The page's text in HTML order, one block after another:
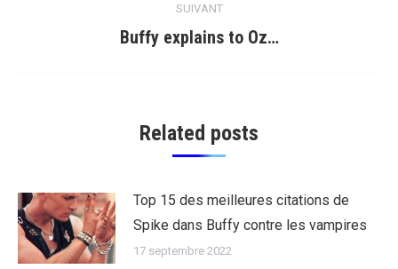
:
SUIVANT
Article
Buffy explains to Oz…
Related posts
Top 15 des meilleures citations de
Spike dans Buffy contre les vampires
17 septembre 2022